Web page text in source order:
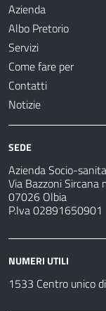
Azienda
Albo Pretorio
Servizi
Come fare per
Contatti
Notizie
SEDE
Azienda Socio-
Via Bazzoni Sircana
07026 Olbia
P.Iva 02891650901
NUMERI UTILI
1533 Centro unico